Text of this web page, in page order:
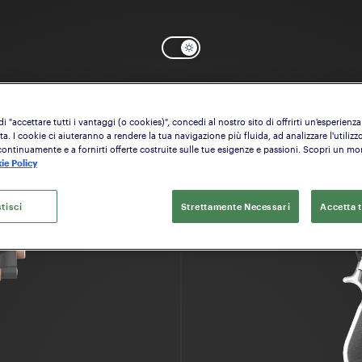
il modello che vuoi configurare
"accettare tutti i vantaggi (o cookies)", concedi al nostro sito di offrirti un'esperienza
I cookie ci aiuteranno a rendere la tua navigazione più fluida, ad analizzare
e a fornirti offerte costruite sulle tue esigenze e passioni. Scopri un
Policy
Strettamente Necessari Accetta